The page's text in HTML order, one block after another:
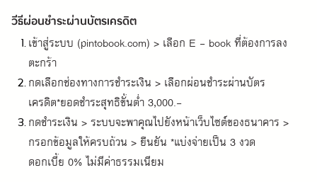
วีธีผ่อนชำระผ่านบัตรเครดิต
เข้าสู่ระบบ (pintobook.com) > เลือก E - book ที่ต้องการลง
ตะกร้า
กดเลือกช่องทางการชำระเงิน > เลือกผ่อนชำระผ่านบัตร
เครดิต*ยอดชำระสุทธิขั้นต่ำ 3,000.-
กดชำระเงิน > ระบบจะพาคุณไปยังหน้าเว็บไซต์ของธนาคาร >
กรอกข้อมูลให้ครบถ้วน > ยืนยัน *แบ่งจ่ายเป็น 3 งวด
ดอกเบี้ย 0% ไม่มีค่าธรรมเนียม